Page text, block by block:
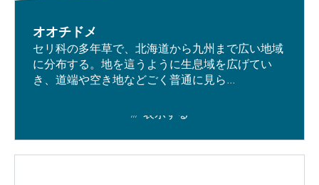
オオチドメ
セリ科の多年草で、北海道から九州まで広い地域
に分布する。地を這うように生息域を広げてい
き、道端や空き地などごく普通に見ら...
表示する